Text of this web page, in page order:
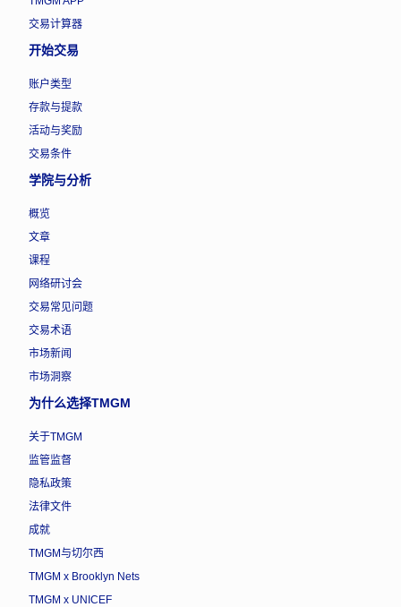
交易计算器
开始交易
账户类型
存款与提款
活动与奖励
交易条件
学院与分析
概览
文章
课程
网络研讨会
交易常见问题
交易术语
市场新闻
市场洞察
为什么选择TMGM
关于TMGM
监管监督
隐私政策
法律文件
成就
TMGM与切尔西
TMGM x Brooklyn Nets
TMGM x UNICEF